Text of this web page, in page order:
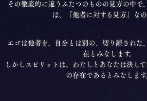
その徹底的に違うふたつのものの見方の中で
は、「他者に対する見方」なの
エゴは他者を、自分とは別の、切り離された
在とみなします。
しかしスピリットは、わたしとあなたは決し
の存在であるとみなします